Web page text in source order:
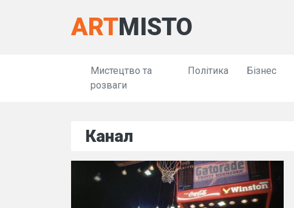
ARTMISTO
Мистецтво та
розваги
Політика Бізнес
Канал